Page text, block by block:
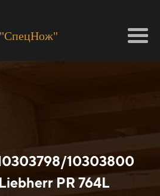
"СпецНож"
10303800
PR 764L